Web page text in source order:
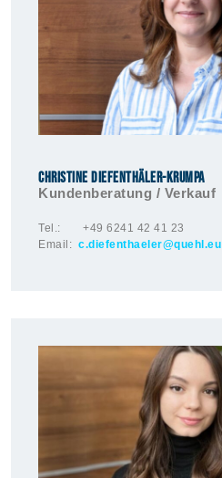
Christine DieFenthäler-Krumpa
Kundenberatung / Verkauf
Tel.: +49 6241 42 41 23
Email: c.diefenthaeler@quehl.eu